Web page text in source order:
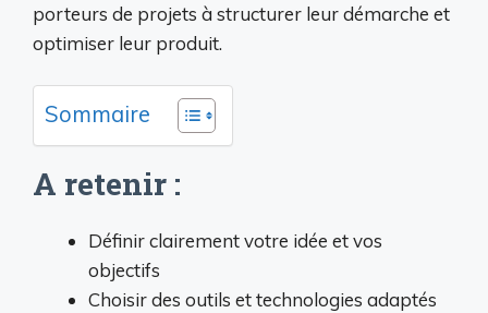
porteurs de projets à structurer leur démarche et
optimiser leur produit.
Sommaire
A retenir :
Définir clairement votre idée et vos
objectifs
Choisir des outils et technologies adaptés